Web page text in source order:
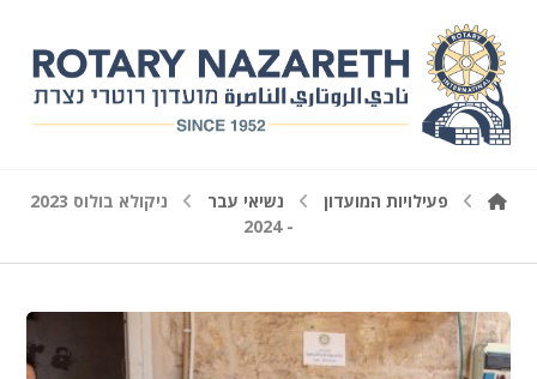
פעילויות המועדון נשיאי עבר
ניקולא בולוס 2023
- 2024